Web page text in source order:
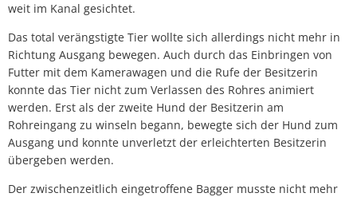
weit im Kanal gesichtet.
Das total verängstigte Tier wollte sich allerdings nicht mehr in
Richtung Ausgang bewegen. Auch durch das Einbringen von
Futter mit dem Kamerawagen und die Rufe der Besitzerin
konnte das Tier nicht zum Verlassen des Rohres animiert
werden. Erst als der zweite Hund der Besitzerin am
Rohreingang zu winseln begann, bewegte sich der Hund zum
Ausgang und konnte unverletzt der erleichterten Besitzerin
übergeben werden.
Der zwischenzeitlich eingetroffene Bagger musste nicht mehr